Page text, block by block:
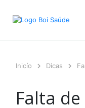
para
Inicío Dicas
Falta